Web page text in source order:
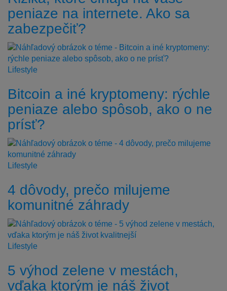
peniaze na internete. Ako sa
zabezpečiť?
Lifestyle
Bitcoin a iné kryptomeny: rýchle
peniaze alebo spôsob, ako o ne
prísť?
Lifestyle
4 dôvody, prečo milujeme
komunitné záhrady
Lifestyle
5 výhod zelene v mestách,
vďaka ktorým je náš život